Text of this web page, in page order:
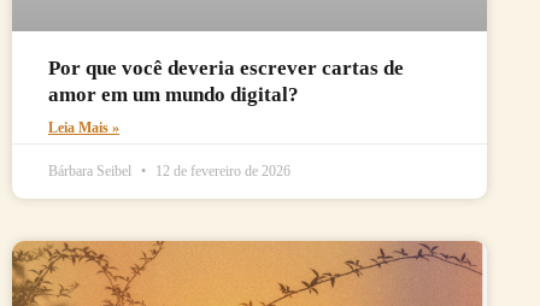
Por que você deveria escrever cartas de
amor em um mundo digital?
Leia Mais »
Bárbara Seibel 12 de fevereiro de 2026